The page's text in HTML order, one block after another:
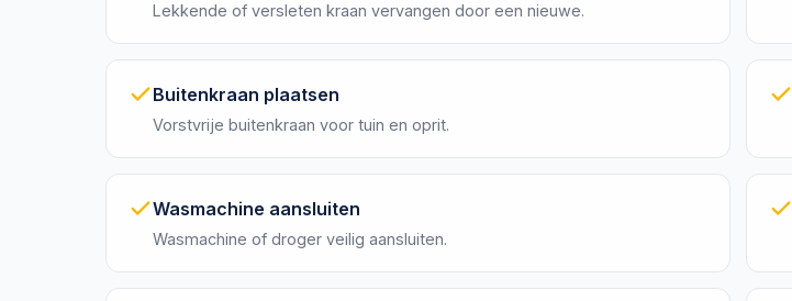
Lekkende of versleten kraan vervangen door een nieuwe.
Buitenkraan plaatsen
Vorstvrije buitenkraan voor tuin en oprit.
Wasmachine aansluiten
Wasmachine of droger veilig aansluiten.